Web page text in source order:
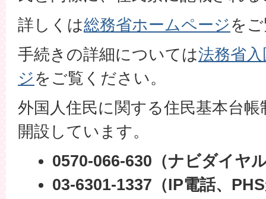
詳しくは総務省ホームページを
手続きの詳細については法務省
ジをご覧ください。
外国人住民に関する住民基本台
開設しています。
0570-066-630（ナビダイヤ
03-6301-1337（IP電話、